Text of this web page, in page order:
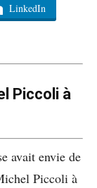
LinkedIn
Piccoli à
avait envie de
Piccoli à